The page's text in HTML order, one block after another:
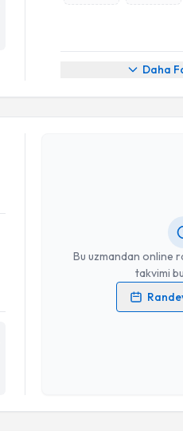
Daha
Bu uzmandan online
takvimi
Randevu Takvimi Talebi
Kişisel verilerimin